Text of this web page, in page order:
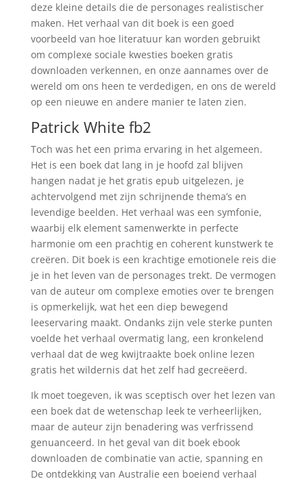
deze kleine details die de personages realistischer
maken. Het verhaal van dit boek is een goed
voorbeeld van hoe literatuur kan worden gebruikt
om complexe sociale kwesties boeken gratis
downloaden verkennen, en onze aannames over de
wereld om ons heen te verdedigen, en ons de wereld
op een nieuwe en andere manier te laten zien.
Patrick White fb2
Toch was het een prima ervaring in het algemeen.
Het is een boek dat lang in je hoofd zal blijven
hangen nadat je het gratis epub uitgelezen, je
achtervolgend met zijn schrijnende thema’s en
levendige beelden. Het verhaal was een symfonie,
waarbij elk element samenwerkte in perfecte
harmonie om een prachtig en coherent kunstwerk te
creëren. Dit boek is een krachtige emotionele reis die
je in het leven van de personages trekt. De vermogen
van de auteur om complexe emoties over te brengen
is opmerkelijk, wat het een diep bewegend
leeservaring maakt. Ondanks zijn vele sterke punten
voelde het verhaal overmatig lang, een kronkelend
verhaal dat de weg kwijtraakte boek online lezen
gratis het wildernis dat het zelf had gecreëerd.
Ik moet toegeven, ik was sceptisch over het lezen van
een boek dat de wetenschap leek te verheerlijken,
maar de auteur zijn benadering was verfrissend
genuanceerd. In het geval van dit boek ebook
downloaden de combinatie van actie, spanning en
De ontdekking van Australie een boeiend verhaal